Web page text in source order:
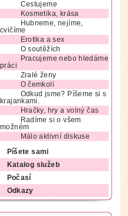
Cestujeme
Kosmetika, krása
Hubneme, nejíme,
cvičíme
Erotika a sex
O soutěžích
Pracujeme nebo hledáme
práci
Zralé ženy
O čemkoli
Odkud jsme? Píšeme si s
krajankami.
Hračky, hry a volný čas
Radíme si o všem
možném
Málo aktivní diskuse
Píšete sami
Katalog služeb
Počasí
Odkazy